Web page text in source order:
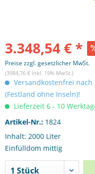
3.348,54 € *
Preise zzgl. gesetzlicher MwSt.
(3984,76 € inkl. 19% MwSt.)
Versandkostenfrei nach
(Festland ohne Inseln)!
Lieferzeit 6 - 10
Artikel-Nr.: 1824
Inhalt: 2000 Liter
Einfülldom mittig